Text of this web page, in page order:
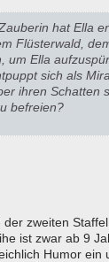
hat Ella
Flüsterwald,
um Ella
sich als
ihren Schatten
befreien?
zweiten
ist zwar ab 9
Humor ein